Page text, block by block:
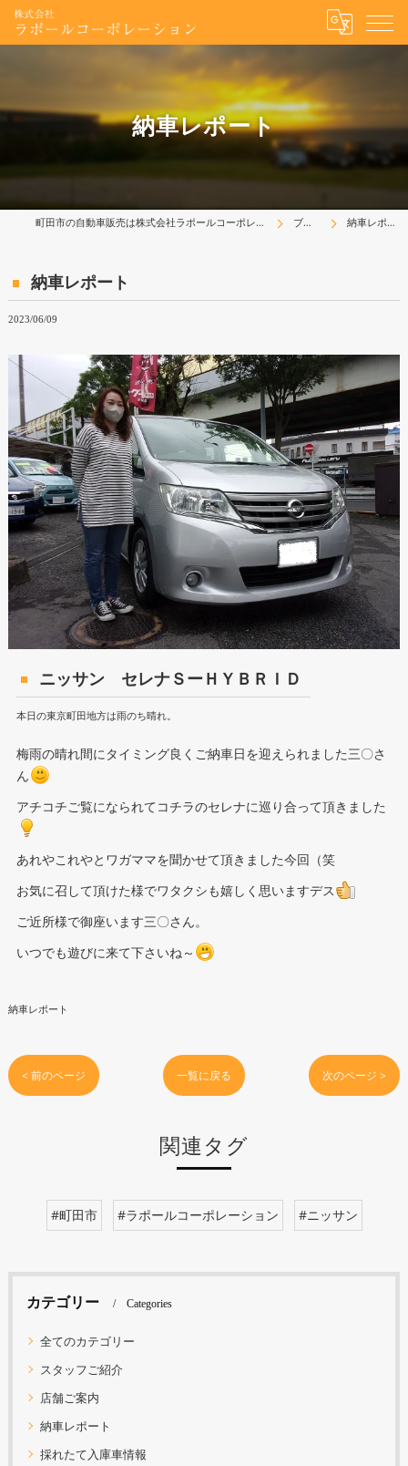
納車レポート
町田市の自動車販売は株式会社ラポールコーポレーション ブログ 納車レポート
納車レポート
2023/06/09
ニッサン セレナＳーＨＹＢＲＩＤ
本日の東京町田地方は雨のち晴れ。
梅雨の晴れ間にタイミング良くご納車日を迎えられました三〇さ
ん
アチコチご覧になられてコチラのセレナに巡り合って頂きました
あれやこれやとワガママを聞かせて頂きました今回（笑
お気に召して頂けた様でワタクシも嬉しく思いますデス
ご近所様で御座います三〇さん。
いつでも遊びに来て下さいね～
納車レポート
< 前のページ 一覧に戻る 次のページ >
関連タグ
#町田市 #ラポールコーポレーション #ニッサン
カテゴリー Categories
全てのカテゴリー
スタッフご紹介
店舗ご案内
納車レポート
採れたて入庫車情報